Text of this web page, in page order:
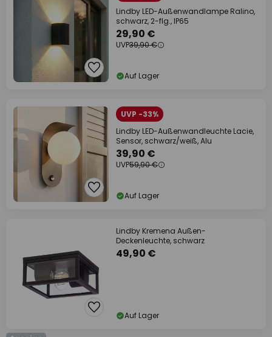
Lindby LED-Außenwandlampe Ralino,
schwarz, 2-flg., IP65
29,90 €
UVP39,90 €
Auf Lager
UVP -33%
Lindby LED-Außenwandleuchte Lacie,
Sensor, schwarz/weiß, Alu
39,90 €
UVP59,90 €
Auf Lager
Lindby Kremena Außen-
Deckenleuchte, schwarz
49,90 €
Auf Lager